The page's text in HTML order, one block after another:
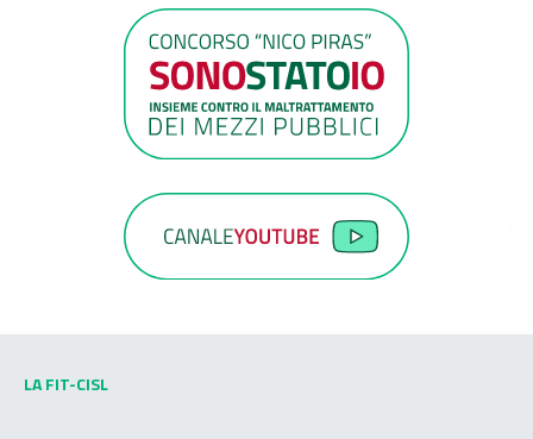
LA FIT-CISL